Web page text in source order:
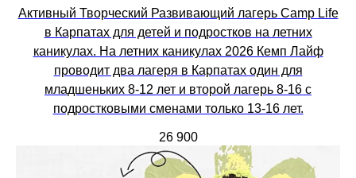
Активный Творческий Развивающий лагерь Camp Life
в Карпатах для детей и подростков на летних
каникулах. На летних каникулах 2026 Кемп Лайф
проводит два лагеря в Карпатах один для
младшеньких 8-12 лет и второй лагерь 8-16 с
подростковыми сменами только 13-16 лет.
26 900